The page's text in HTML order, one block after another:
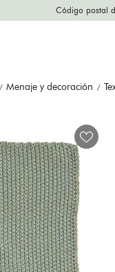
Código postal
Menaje y decoración